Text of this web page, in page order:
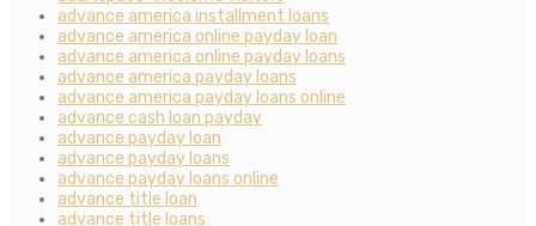
advance america installment loans
advance america online payday loan
advance america online payday loans
advance america payday loans
advance america payday loans online
advance cash loan payday
advance payday loan
advance payday loans
advance payday loans online
advance title loan
advance title loans